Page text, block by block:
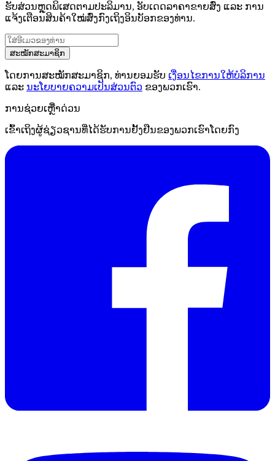
ຮັບສ່ວນຫຼຸດພິເສດຕາມປະລິມານ, ອັບເດດລາຄາຂາຍສົ່ງ ແລະ ການ
ແຈ້ງເຕືອນສິນຄ້າໃໝ່ສົ່ງກົງເຖິງອິນບັອກຂອງທ່ານ.
ສະໝັກສະມາຊິກ
ໂດຍການສະໝັກສະມາຊິກ, ທ່ານຍອມຮັບ ເງື່ອນໄຂການໃຫ້ບໍລິການ
ແລະ ນະໂຍບາຍຄວາມເປັນສ່ວນຕົວ ຂອງພວກເຮົາ.
ການຊ່ວຍເຫຼືໍາດ່ວນ
ເຂົ້າເຖິງຜູ້ຊ່ຽວຊານທີ່ໄດ້ຮັບການຢັ້ງຢືນຂອງພວກເຮົາໂດຍກົງ